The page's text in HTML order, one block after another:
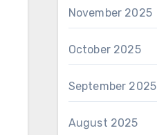
November 2025
October 2025
September 2025
August 2025